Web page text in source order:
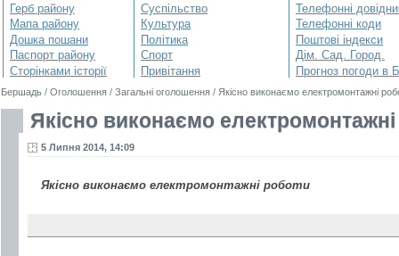
Герб району
Мапа району
Дошка пошани
Паспорт району
Сторінками історії
Суспільство
Культура
Політика
Спорт
Привітання
Телефонні
Телефонні коди
Поштові індекси
Дім. Сад. Город.
Прогноз погоди в
Бершадь / Оголошення / Загальні оголошення / Якісно виконаємо електромонтажні
Якісно виконаємо
5 Липня 2014, 14:09
Якісно виконаємо електромонтажні роботи